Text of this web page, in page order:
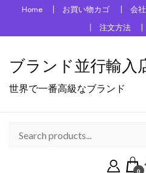
Home お買い物カゴ 会
注文方法
ブランド並行輸入
世界で一番高級なブランド